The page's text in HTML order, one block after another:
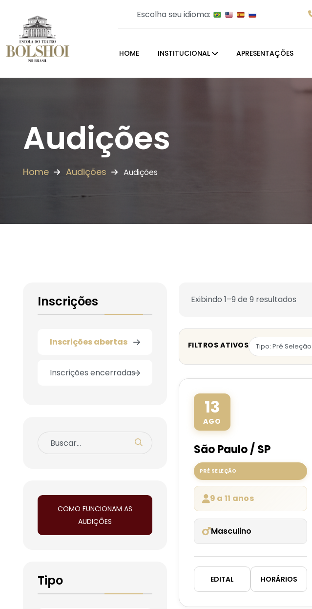
Escolha seu idioma:
HOME INSTITUCIONAL APRESENTAÇÕES
Audições
Home Audições Audições
Exibindo 1–9 de 9 resultados
FILTROS ATIVOS Tipo: Pré Seleção
13
AGO
São Paulo / SP
PRÉ SELEÇÃO
9 a 11 anos
Masculino
EDITAL HORÁRIOS
Inscrições
Inscrições abertas
Inscrições encerradas
COMO FUNCIONAM AS
AUDIÇÕES
Tipo